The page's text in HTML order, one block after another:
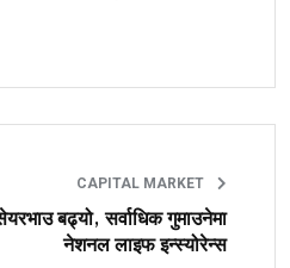
CAPITAL MARKET
बढ्यो, सर्वाधिक गुमाउनेमा
नेशनल लाइफ इन्स्योरेन्स